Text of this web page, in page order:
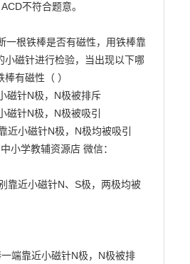
不符合题意。
一根铁棒是否有磁性，用铁棒靠
小磁针进行检验，当出现以下哪
有磁性（ ）
磁针N极，N极被排斥
磁针N极，N极被吸引
近小磁针N极，N极均被吸引
小学教辅资源店 微信：
靠近小磁针N、S极，两极均被
一端靠近小磁针N极，N极被排